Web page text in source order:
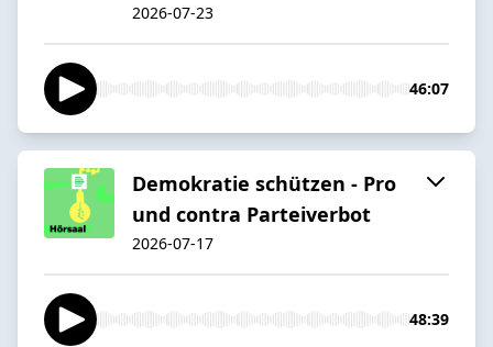
2026-07-23
46:07
Demokratie schützen - Pro
und contra Parteiverbot
2026-07-17
48:39